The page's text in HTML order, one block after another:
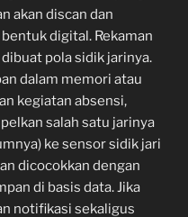
akan discan dan
digital. Rekaman
pola sidik jarinya.
dalam memori atau
kegiatan absensi,
salah satu jarinya
ke sensor sidik jari
dicocokkan dengan
di basis data. Jika
notifikasi sekaligus